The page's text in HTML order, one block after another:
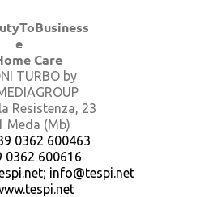
e
Care
TURBO by
Resistenza, 23
Meda (Mb)
0362 600463
0362 600616
info@tespi.net